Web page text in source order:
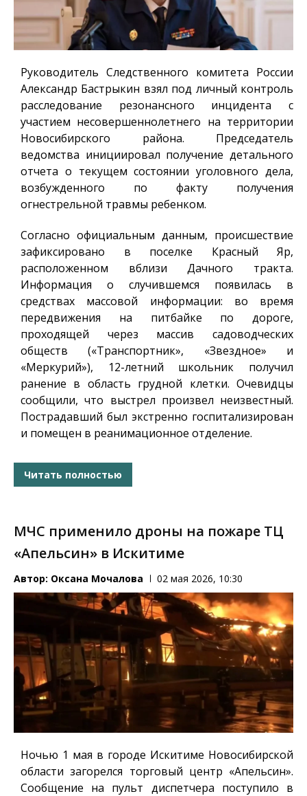
Руководитель Следственного комитета России
Александр Бастрыкин взял под личный контроль
расследование резонансного инцидента с
участием несовершеннолетнего на территории
Новосибирского района. Председатель
ведомства инициировал получение детального
отчета о текущем состоянии уголовного дела,
возбужденного по факту получения
огнестрельной травмы ребенком.
Согласно официальным данным, происшествие
зафиксировано в поселке Красный Яр,
расположенном вблизи Дачного тракта.
Информация о случившемся появилась в
средствах массовой информации: во время
передвижения на питбайке по дороге,
проходящей через массив садоводческих
обществ («Транспортник», «Звездное» и
«Меркурий»), 12-летний школьник получил
ранение в область грудной клетки. Очевидцы
сообщили, что выстрел произвел неизвестный.
Пострадавший был экстренно госпитализирован
и помещен в реанимационное отделение.
Читать полностью
МЧС применило дроны на пожаре ТЦ
«Апельсин» в Искитиме
Автор: Оксана Мочалова 02 мая 2026, 10:30
Ночью 1 мая в городе Искитиме Новосибирской
области загорелся торговый центр «Апельсин».
Сообщение на пульт диспетчера поступило в